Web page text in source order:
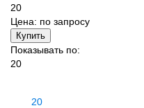
20
Цена: по запросу
Купить
Показывать по:
20
20